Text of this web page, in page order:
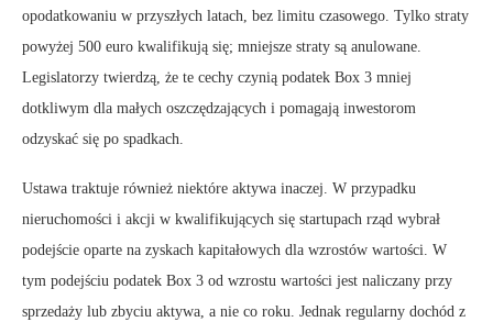
opodatkowaniu w przyszłych latach, bez limitu czasowego. Tylko straty
powyżej 500 euro kwalifikują się; mniejsze straty są anulowane.
Legislatorzy twierdzą, że te cechy czynią podatek Box 3 mniej
dotkliwym dla małych oszczędzających i pomagają inwestorom
odzyskać się po spadkach.
Ustawa traktuje również niektóre aktywa inaczej. W przypadku
nieruchomości i akcji w kwalifikujących się startupach rząd wybrał
podejście oparte na zyskach kapitałowych dla wzrostów wartości. W
tym podejściu podatek Box 3 od wzrostu wartości jest naliczany przy
sprzedaży lub zbyciu aktywa, a nie co roku. Jednak regularny dochód z